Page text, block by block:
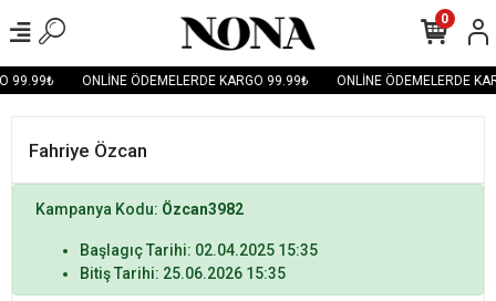
99.99₺ ONLİNE ÖDEMELERDE KARGO 99.99₺ ONLİNE ÖDEMELERDE
0
Fahriye Özcan
Kampanya Kodu: Özcan3982
Başlagıç Tarihi: 02.04.2025 15:35
Bitiş Tarihi: 25.06.2026 15:35